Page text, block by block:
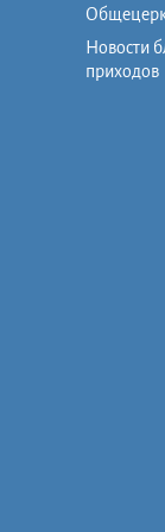
Новости
приходов